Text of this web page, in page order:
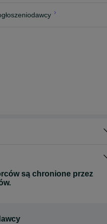
są chronione przez